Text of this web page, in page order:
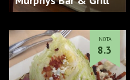
NOTA
8.3